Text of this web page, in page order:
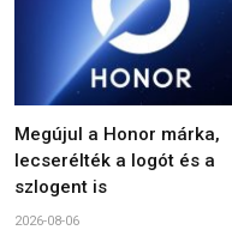
Megújul a Honor márka,
lecserélték a logót és a
szlogent is
2026-08-06